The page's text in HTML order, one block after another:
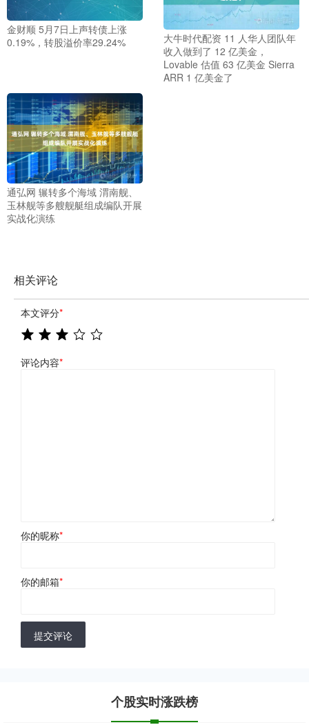
金财顺 5月7日上声转债上涨
0.19%，转股溢价率29.24%
大牛时代配资 11 人华人团队年
收入做到了 12 亿美金，
Lovable 估值 63 亿美金 Sierra
ARR 1 亿美金了
通弘网 辗转多个海域 渭南舰、
玉林舰等多艘舰艇组成编队开展
实战化演练
相关评论
本文评分*
评论内容*
你的昵称*
你的邮箱*
提交评论
个股实时涨跌榜